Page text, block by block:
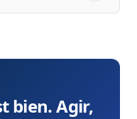
bien. Agir,